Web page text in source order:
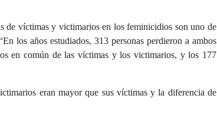
de víctimas y victimarios en los feminicidios son uno de
los años estudiados, 313 personas perdieron a ambos
en común de las víctimas y los victimarios, y los 177
eran mayor que sus víctimas y la diferencia de